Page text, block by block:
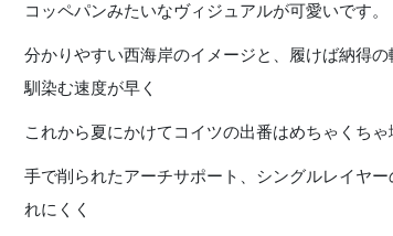
Shoe
コッペパンみたいなヴィジュアルが可愛いです。
分かりやすい西海岸のイメージと、履けば納得の
馴染む速度が早く
これから夏にかけてコイツの出番はめちゃくちゃ
手で削られたアーチサポート、シングルレイヤ
れにくく